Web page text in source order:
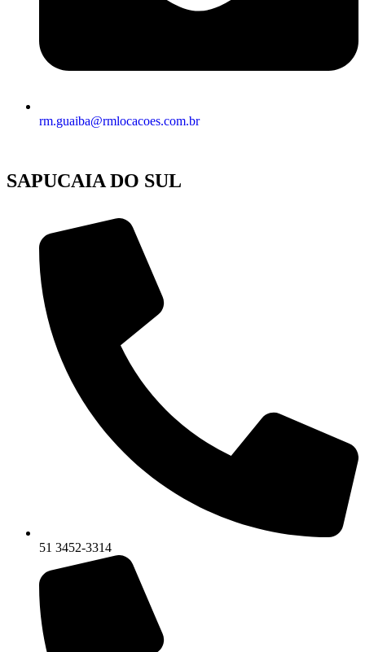
rm.guaiba@rmlocacoes.com.br
SAPUCAIA DO SUL
51 3452-3314